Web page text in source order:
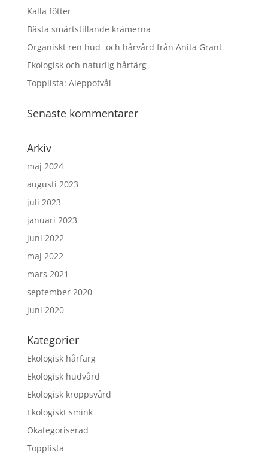
Kalla fötter
Bästa smärtstillande krämerna
Organiskt ren hud- och hårvård från Anita Grant
Ekologisk och naturlig hårfärg
Topplista: Aleppotvål
Senaste kommentarer
Arkiv
maj 2024
augusti 2023
juli 2023
januari 2023
juni 2022
maj 2022
mars 2021
september 2020
juni 2020
Kategorier
Ekologisk hårfärg
Ekologisk hudvård
Ekologisk kroppsvård
Ekologiskt smink
Okategoriserad
Topplista